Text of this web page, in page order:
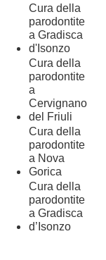
Cura della
parodontite
aGradisca
d'Isonzo
Cura della
parodontite
a
Cervignano
del Friuli
Cura della
parodontite
a Nova
Gorica
Cura della
parodontite
aGradisca
d’Isonzo